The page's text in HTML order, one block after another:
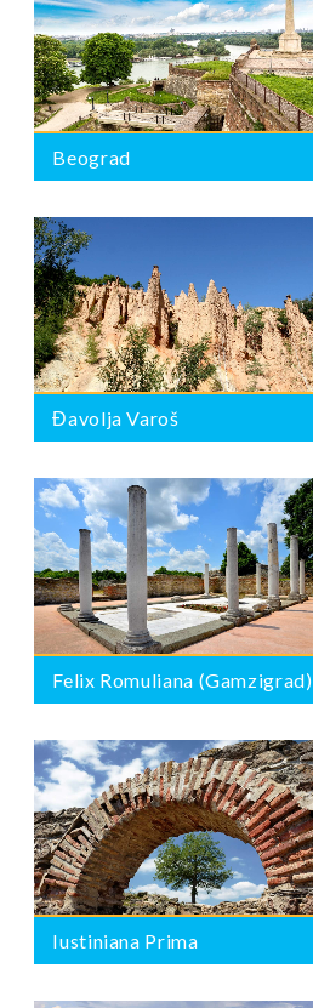
Beograd
Đavolja Varoš
Felix Romuliana (Gamzigrad)
Iustiniana Prima